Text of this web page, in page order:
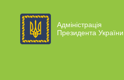
Адміністрація
Президента України